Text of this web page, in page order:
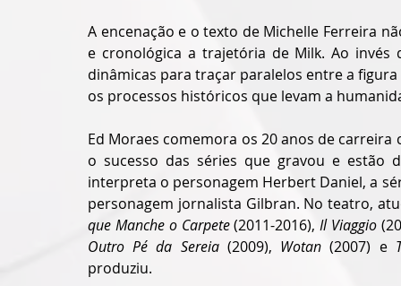
A encenação e o texto de Michelle Ferreira
e cronológica a trajetória de Milk. Ao
dinâmicas para traçar paralelos entre a
os processos históricos que levam a
Ed Moraes comemora os 20 anos de carreira
o sucesso das séries que gravou e estão
interpreta o personagem Herbert Daniel, a
personagem jornalista Gilbran. No teatro,
que Manche o Carpete (2011-2016), Il Viaggio
Outro Pé da Sereia (2009), Wotan (2007) e
produziu.